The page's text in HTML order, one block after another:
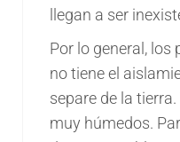
llegan a ser
Por lo general, los
no tiene el
separe de la
muy húmedos.